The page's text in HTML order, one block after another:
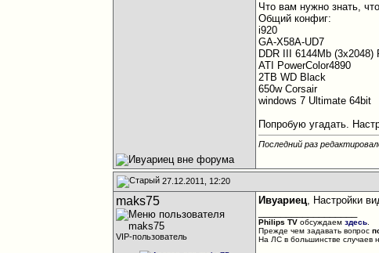
Что вам нужно знать,
Общий конфиг:
i920
GA-X58A-UD7
DDR III 6144Mb
ATI PowerColor4890
2TB WD Black
650w Corsair
windows 7 Ultimate 64bit
Попробую угадать.
Последний раз
27.12.2011, 12:20
maks75
VIP-пользователь
Ивуариец, Настройки
Philips TV обсуждаемздесь
Прежде чем задавать вопрос
На ЛС в большинстве случаев